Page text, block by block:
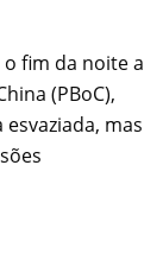
fim da noite a
(PBoC),
mas